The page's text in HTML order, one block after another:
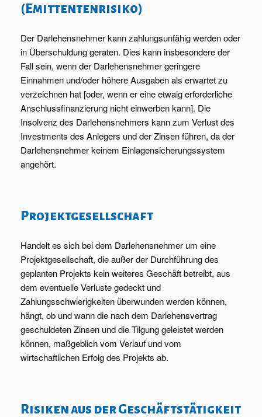
(Emittentenrisiko)
Der Darlehensnehmer kann zahlungsunfähig werden oder
in Überschuldung geraten. Dies kann insbesondere der
Fall sein, wenn der Darlehensnehmer geringere
Einnahmen und/oder höhere Ausgaben als erwartet zu
verzeichnen hat [oder, wenn er eine etwaig erforderliche
Anschlussfinanzierung nicht einwerben kann]. Die
Insolvenz des Darlehensnehmers kann zum Verlust des
Investments des Anlegers und der Zinsen führen, da der
Darlehensnehmer keinem Einlagensicherungssystem
angehört.
Projektgesellschaft
Handelt es sich bei dem Darlehensnehmer um eine
Projektgesellschaft, die außer der Durchführung des
geplanten Projekts kein weiteres Geschäft betreibt, aus
dem eventuelle Verluste gedeckt und
Zahlungsschwierigkeiten überwunden werden können,
hängt, ob und wann die nach dem Darlehensvertrag
geschuldeten Zinsen und die Tilgung geleistet werden
können, maßgeblich vom Verlauf und vom
wirtschaftlichen Erfolg des Projekts ab.
Risiken aus der Geschäftstätigkeit